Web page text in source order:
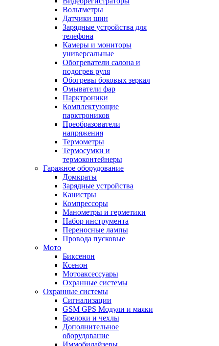
Вольтметры
Датчики шин
Зарядные устройства для
телефона
Камеры и мониторы
универсальные
Обогреватели салона и
подогрев руля
Обогревы боковых зеркал
Омыватели фар
Парктроники
Комплектующие
парктроников
Преобразователи
напряжения
Термометры
Термосумки и
термоконтейнеры
Гаражное оборудование
Домкраты
Зарядные устройства
Канистры
Компрессоры
Манометры и герметики
Набор инструмента
Переносные лампы
Провода пусковые
Мото
Биксенон
Ксенон
Мотоаксессуары
Охранные системы
Охранные системы
Сигнализации
GSM GPS Модули и маяки
Брелоки и чехлы
Дополнительное
оборудование
Иммобилайзеры